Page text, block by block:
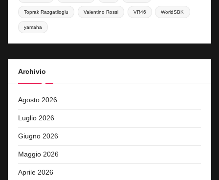
Toprak Razgatlioglu Valentino Rossi VR46 WorldSBK
yamaha
Archivio
Agosto 2026
Luglio 2026
Giugno 2026
Maggio 2026
Aprile 2026